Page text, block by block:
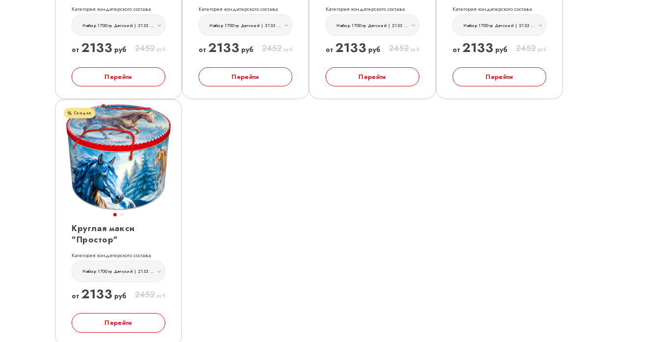
Категория кондитерского состава
от 2133 руб 2452 руб
Перейти
Категория кондитерского состава
от 2133 руб 2452 руб
Перейти
Категория кондитерского состава
от 2133 руб 2452 руб
Перейти
Категория кондитерского состава
от 2133 руб 2452 руб
Перейти
Скидка
Круглая макси
"Простор"
Категория кондитерского состава
Набор 1700гр Детский | 2133 руб
от 2133 руб 2452 руб
Перейти